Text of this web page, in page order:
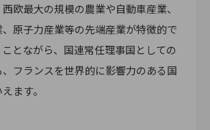
欧最大の規模の農業や自動車産業、
原子力産業等の先端産業が特徴的で
とながら、国連常任理事国としての
フランスを世界的に影響力のある国
ます。